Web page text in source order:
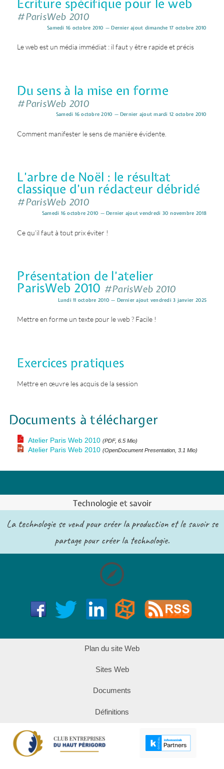
Écriture spécifique pour le web
#ParisWeb 2010
Samedi 16 octobre 2010 — Dernier ajout dimanche 17 octobre 2010
Le web est un média immédiat : il faut y être rapide et précis
Du sens à la mise en forme
#ParisWeb 2010
Samedi 16 octobre 2010 — Dernier ajout mardi 12 octobre 2010
Comment manifester le sens de manière évidente.
L’arbre de Noël : le résultat
classique d’un rédacteur débridé
#ParisWeb 2010
Samedi 16 octobre 2010 — Dernier ajout vendredi 30 novembre 2018
Ce qu’il faut à tout prix éviter !
Présentation de l’atelier
ParisWeb 2010 #ParisWeb 2010
Lundi 11 octobre 2010 — Dernier ajout vendredi 3 janvier 2025
Mettre en forme un texte pour le web ? Facile !
Exercices pratiques
Mettre en œuvre les acquis de la session
Documents à télécharger
Atelier Paris Web 2010 (PDF, 6.5 Mio)
Atelier Paris Web 2010 (OpenDocument Presentation, 3.1 Mio)
Technologie et savoir
La technologie se vend pour créer la production et le savoir se
partage pour créer la technologie.
Plan du site Web
Sites Web
Documents
Définitions